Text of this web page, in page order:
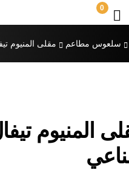
0
سلعوس مطاعم مقلى المنيوم
المنيوم